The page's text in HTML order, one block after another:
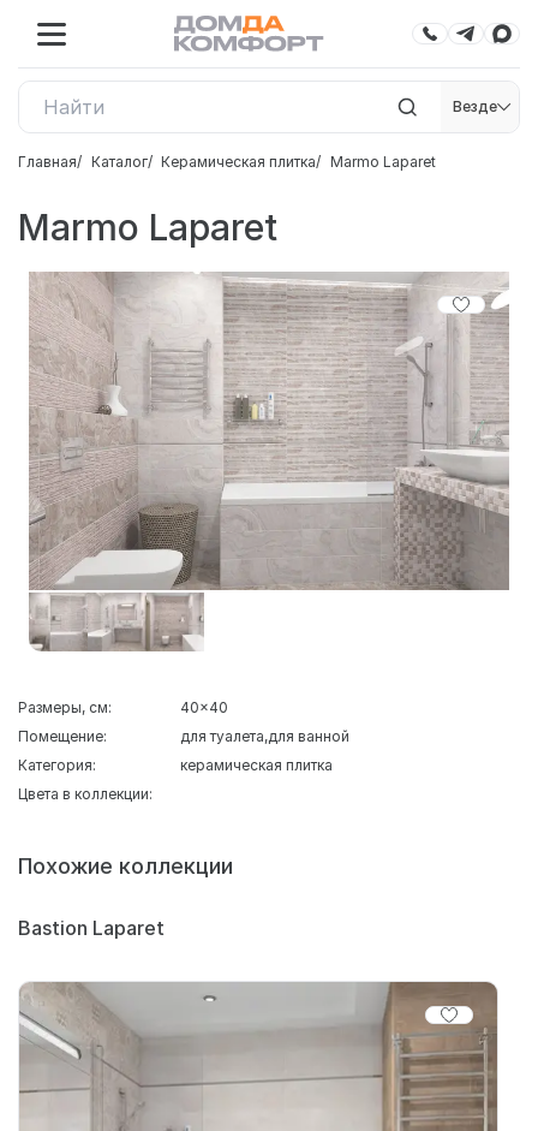
Везде
Главная Каталог Керамическая плитка Marmo Laparet
Marmo Laparet
Размеры, см:
40x40
Помещение:
для туалета для ванной
Категория:
керамическая плитка
Цвета в коллекции:
Похожие коллекции
Bastion Laparet